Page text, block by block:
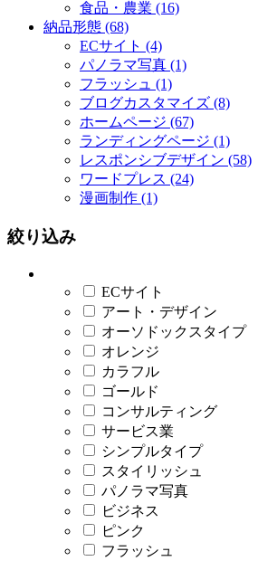
食品・農業 (16)
納品形態 (68)
ECサイト (4)
パノラマ写真 (1)
フラッシュ (1)
ブログカスタマイズ (8)
ホームページ (67)
ランディングページ (1)
レスポンシブデザイン (58)
ワードプレス (24)
漫画制作 (1)
絞り込み
ECサイト
アート・デザイン
オーソドックスタイプ
オレンジ
カラフル
ゴールド
コンサルティング
サービス業
シンプルタイプ
スタイリッシュ
パノラマ写真
ビジネス
ピンク
フラッシュ